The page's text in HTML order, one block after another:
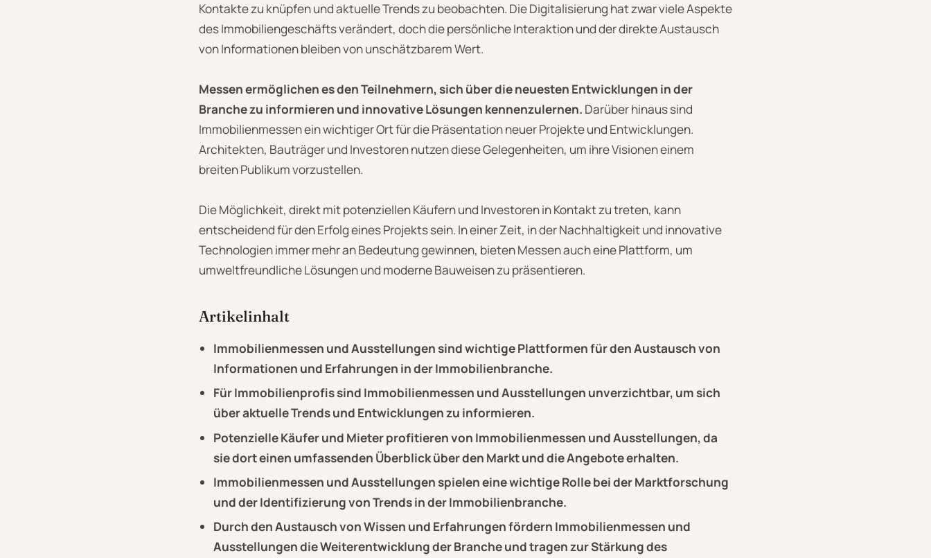
Kontakte zu knüpfen und aktuelle Trends zu beobachten. Die Digitalisierung hat zwar viele Aspekte
des Immobiliengeschäfts verändert, doch die persönliche Interaktion und der direkte Austausch
von Informationen bleiben von unschätzbarem Wert.
Messen ermöglichen es den Teilnehmern, sich über die neuesten Entwicklungen in der
Branche zu informieren und innovative Lösungen kennenzulernen. Darüber hinaus sind
Immobilienmessen ein wichtiger Ort für die Präsentation neuer Projekte und Entwicklungen.
Architekten, Bauträger und Investoren nutzen diese Gelegenheiten, um ihre Visionen einem
breiten Publikum vorzustellen.
Die Möglichkeit, direkt mit potenziellen Käufern und Investoren in Kontakt zu treten, kann
entscheidend für den Erfolg eines Projekts sein. In einer Zeit, in der Nachhaltigkeit und innovative
Technologien immer mehr an Bedeutung gewinnen, bieten Messen auch eine Plattform, um
umweltfreundliche Lösungen und moderne Bauweisen zu präsentieren.
Artikelinhalt
Immobilienmessen und Ausstellungen sind wichtige Plattformen für den Austausch von
Informationen und Erfahrungen in der Immobilienbranche.
Für Immobilienprofis sind Immobilienmessen und Ausstellungen unverzichtbar, um sich
über aktuelle Trends und Entwicklungen zu informieren.
Potenzielle Käufer und Mieter profitieren von Immobilienmessen und Ausstellungen, da
sie dort einen umfassenden Überblick über den Markt und die Angebote erhalten.
Immobilienmessen und Ausstellungen spielen eine wichtige Rolle bei der Marktforschung
und der Identifizierung von Trends in der Immobilienbranche.
Durch den Austausch von Wissen und Erfahrungen fördern Immobilienmessen und
Ausstellungen die Weiterentwicklung der Branche und tragen zur Stärkung des